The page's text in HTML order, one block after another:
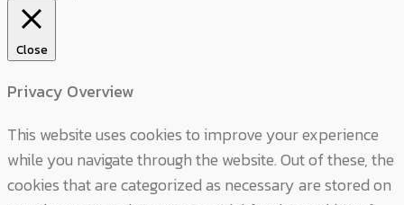
Close
Privacy Overview
This website uses cookies to improve your experience
while you navigate through the website. Out of these, the
cookies that are categorized as necessary are stored on